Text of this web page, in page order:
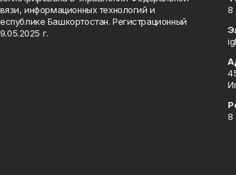
информационных технологий и
Башкортостан. Регистрационный
г.
8
8